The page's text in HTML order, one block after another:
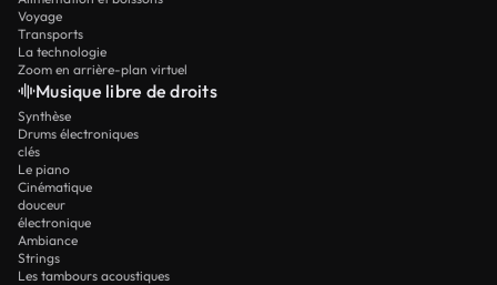
Voyage
Transports
La technologie
Zoom en arrière-plan virtuel
Musique libre de droits
Synthèse
Drums électroniques
clés
Le piano
Cinématique
douceur
électronique
Ambiance
Strings
Les tambours acoustiques